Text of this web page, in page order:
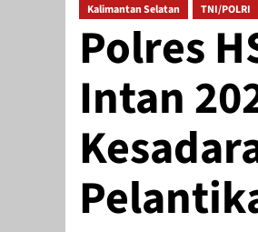
Kalimantan Selatan TNI/POLRI
Polres
Intan